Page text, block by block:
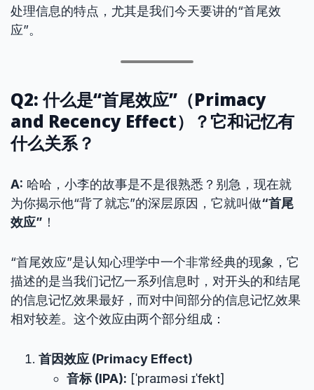
处理信息的特点，尤其是我们今天要讲的“首尾效
应”。
Q2: 什么是“首尾效应”（Primacy
and Recency Effect）？它和记忆有
什么关系？
A: 哈哈，小李的故事是不是很熟悉？别急，现在就
为你揭示他“背了就忘”的深层原因，它就叫做“首尾
效应” ！
“首尾效应”是认知心理学中一个非常经典的现象，它
描述的是当我们记忆一系列信息时，对开头的和结尾
的信息记忆效果最好，而对中间部分的信息记忆效果
相对较差。这个效应由两个部分组成：
首因效应 (Primacy Effect)
音标 (IPA): [ˈpraɪməsi ɪˈfekt]